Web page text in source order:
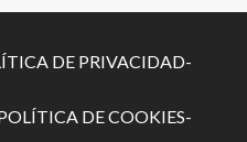
DE PRIVACIDAD-
DE COOKIES-